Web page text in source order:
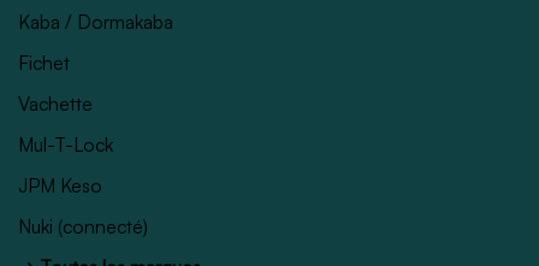
Kaba / Dormakaba
Fichet
Vachette
Mul-T-Lock
JPM Keso
Nuki (connecté)